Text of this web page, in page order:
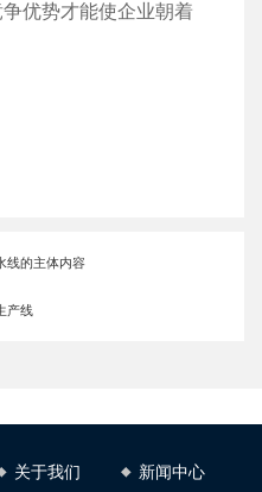
优势才能使企业朝着
线的主体内容
产线
关于我们 新闻中心